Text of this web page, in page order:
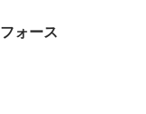
ォース